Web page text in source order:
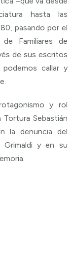
hasta las
pasando por el
Familiares de
de sus escritos
callar y
y rol
Sebastián
la denuncia del
y en su